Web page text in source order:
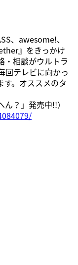
、awesome!、
』をきっかけ
・相談がウルトラ
回テレビに向かっ
す。オススメのタ
？」発売中!!）